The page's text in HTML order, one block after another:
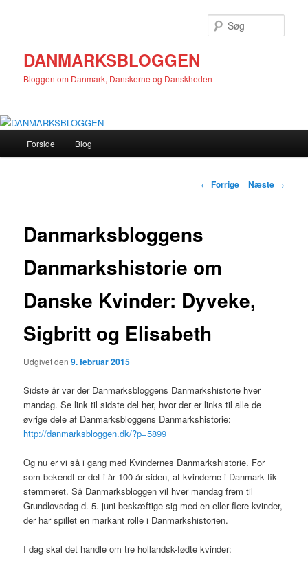
DANMARKSBLOGGEN
Bloggen om Danmark, Danskerne og Danskheden
Forside Blog
Indlægsnavigation
← Forrige Næste →
Danmarksbloggens
Danmarkshistorie om
Danske Kvinder: Dyveke,
Sigbritt og Elisabeth
Udgivet den9. februar 2015
Sidste år var der Danmarksbloggens Danmarkshistorie hver
mandag. Se link til sidste del her, hvor der er links til alle de
øvrige dele af Danmarksbloggens Danmarkshistorie:
http://danmarksbloggen.dk/?p=5899
Og nu er vi så i gang med Kvindernes Danmarkshistorie. For
som bekendt er det i år 100 år siden, at kvinderne i Danmark fik
stemmeret. Så Danmarksbloggen vil hver mandag frem til
Grundlovsdag d. 5. juni beskæftige sig med en eller flere kvinder,
der har spillet en markant rolle i Danmarkshistorien.
I dag skal det handle om tre hollandsk-fødte kvinder: